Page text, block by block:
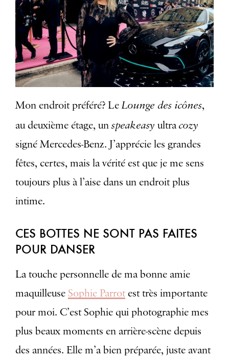
Mon endroit préféré? LeLounge des icônes,
au deuxième étage, unspeakeasy ultra cozy
signé Mercedes-Benz. J’apprécie les grandes
fêtes, certes, mais la vérité est que je me sens
toujours plus à l’aise dans un endroit plus
intime.
CES BOTTES NE SONT PAS FAITES
POUR DANSER
La touche personnelle de ma bonne amie
maquilleuseSophie Parrotest très importante
pour moi. C’est Sophie qui photographie mes
plus beaux moments en arrière-scène depuis
des années. Elle m’a bien préparée, juste avant